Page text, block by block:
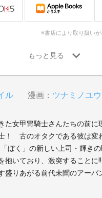
※書店により取り扱いが
ル 漫画： ツナミノユウ
た女甲冑騎士さんたちの前に
！ 古のオタクである彼は変
ぼく」の新しい上司・輝きの
抱いており、激突すること
盛りあがる前代未聞のアーバ